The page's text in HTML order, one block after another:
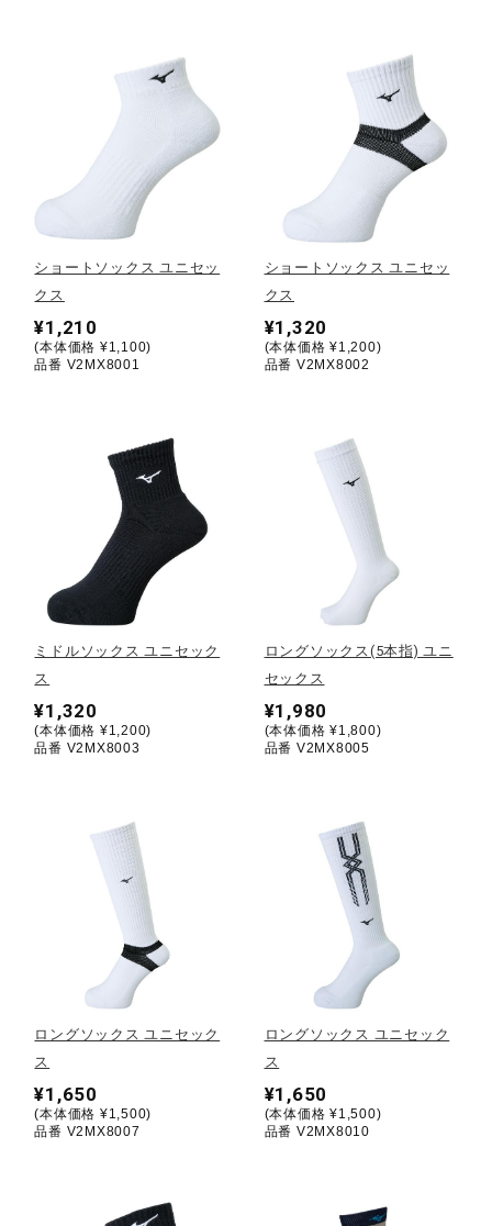
バレーボール
テニス／ソフトテニス
バドミントン
陸上競技
ソフトボール
柔道
ウィンタースポーツ
ワーキング
ライフスタイルグッズ
インナー
寝具／ミズノスリープ
アウトドア／レイン
サポーター
ショートソックス ユニセッ
クス
¥1,210
(本体価格 ¥1,100)
品番 V2MX8001
ショートソックス ユニセッ
クス
¥1,320
(本体価格 ¥1,200)
品番 V2MX8002
ミドルソックス ユニセック
ス
¥1,320
(本体価格 ¥1,200)
品番 V2MX8003
ロングソックス(5本指) ユニ
セックス
¥1,980
(本体価格 ¥1,800)
品番 V2MX8005
ロングソックス ユニセック
ス
¥1,650
(本体価格 ¥1,500)
品番 V2MX8007
ロングソックス ユニセック
ス
¥1,650
(本体価格 ¥1,500)
品番 V2MX8010